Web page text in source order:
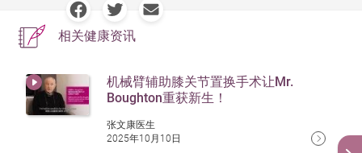
相关健康资讯
机械臂辅助膝关节置换手术让Mr.
Boughton重获新生！
张文康医生
2025年10月10日